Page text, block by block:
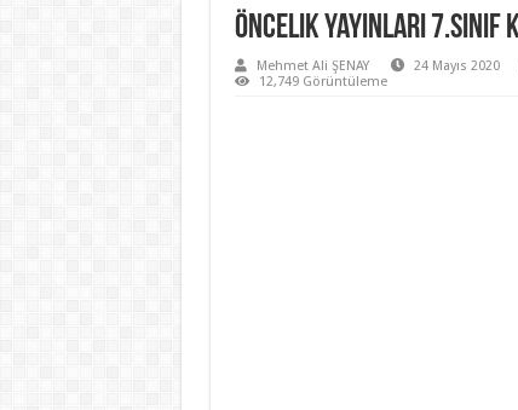
Öncelik yayınları
Mehmet Ali ŞENAY 24 Mayıs 2020
12,749 Görüntüleme